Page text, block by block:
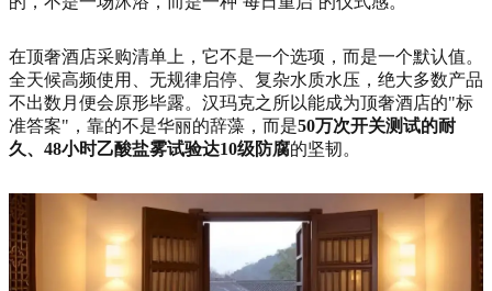
在顶奢酒店采购清单上，它不是一个选项，而是一个默认值。
全天候高频使用、无规律启停、复杂水质水压，绝大多数产品
不出数月便会原形毕露。汉玛克之所以能成为顶奢酒店的"标
准答案"，靠的不是华丽的辞藻，而是50万次开关测试的耐
久、48小时乙酸盐雾试验达10级防腐的坚韧。